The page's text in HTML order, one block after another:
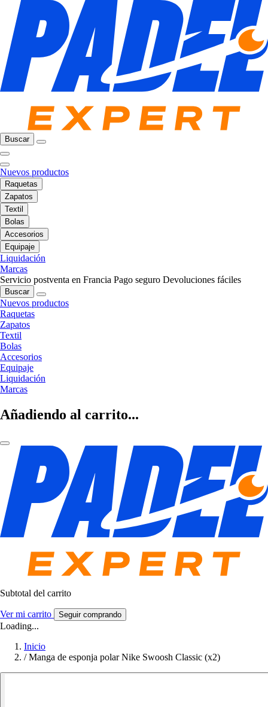
Buscar
Nuevos productos
Raquetas
Zapatos
Textil
Bolas
Accesorios
Equipaje
Liquidación
Marcas
Servicio postventa en Francia Pago seguro Devoluciones fáciles
Buscar
Nuevos productos
Raquetas
Zapatos
Textil
Bolas
Accesorios
Equipaje
Liquidación
Marcas
Añadiendo al carrito...
Subtotal del carrito
Ver mi carrito Seguir comprando
Loading...
Inicio
/ Manga de esponja polar Nike Swoosh Classic (x2)